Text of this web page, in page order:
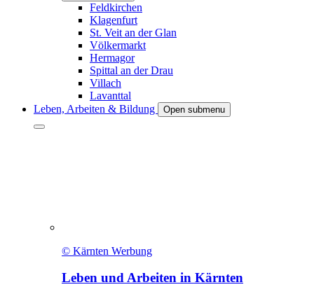
Feldkirchen
Klagenfurt
St. Veit an der Glan
Völkermarkt
Hermagor
Spittal an der Drau
Villach
Lavanttal
Leben, Arbeiten & Bildung
Open submenu
© Kärnten Werbung
Leben und Arbeiten in Kärnten